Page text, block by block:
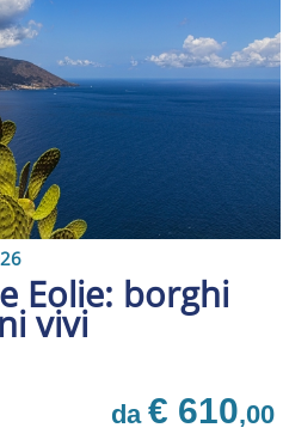
Eolie: borghi
vivi
da € 610,00